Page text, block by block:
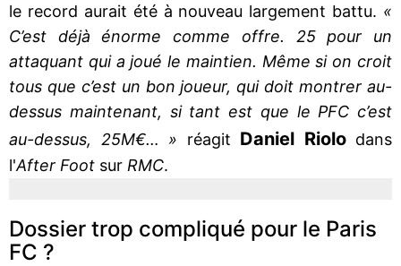
le record aurait été à nouveau largement battu. «
C’est déjà énorme comme offre. 25 pour un
attaquant qui a joué le maintien. Même si on croit
tous que c’est un bon joueur, qui doit montrer au-
dessus maintenant, si tant est que le PFC c’est
au-dessus, 25M€… » réagit Daniel Riolodans
l'After Foot sur RMC.
Dossier trop compliqué pour le Paris
FC ?